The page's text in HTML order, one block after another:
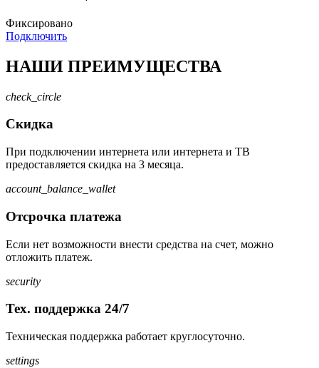
Фиксировано
Подключить
НАШИ ПРЕИМУЩЕСТВА
check_circle
Скидка
При подключении интернета или интернета и ТВ
предоставляется скидка на 3 месяца.
account_balance_wallet
Отсрочка платежа
Если нет возможности внести средства на счет, можно
отложить платеж.
security
Тех. поддержка 24/7
Техническая поддержка работает круглосуточно.
settings